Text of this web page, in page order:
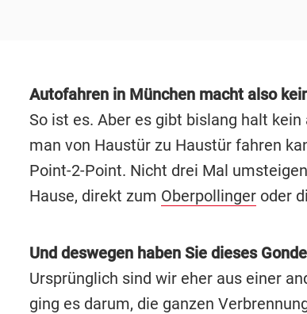
Autofahren in München macht also
So ist es. Aber es gibt bislang halt
man von Haustür zu Haustür fahren
Point-2-Point. Nicht drei Mal
Hause, direkt zum Oberpollingeroder
Und deswegen haben Sie dieses
Ursprünglich sind wir eher aus einer
ging es darum, die ganzen